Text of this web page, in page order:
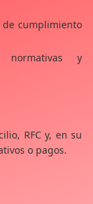
de cumplimiento
normativas y
RFC y, en su
o pagos.